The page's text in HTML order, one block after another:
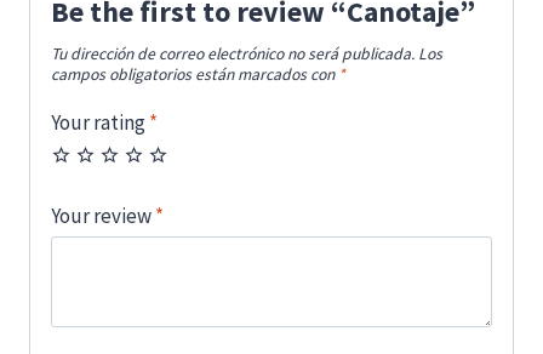
Be the first to review “Canotaje”
Tu dirección de correo electrónico no será publicada. Los
campos obligatorios están marcados con *
Your rating*
Your review*